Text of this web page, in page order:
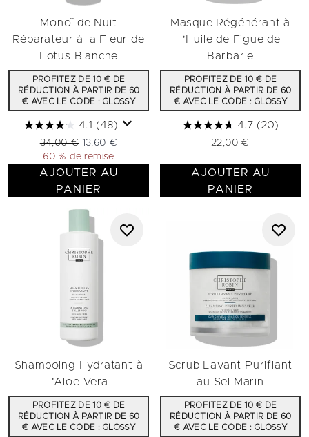
Monoï de Nuit
Réparateur à la Fleur de
Lotus Blanche​
PROFITEZ DE 10 € DE
RÉDUCTION À PARTIR DE 60
€ AVEC LE CODE : GLOSSY
4.1 (48)
Prix de vente :
34,00 € Prix ​​actuel :
13,60 €
60 % de remise
AJOUTER AU
PANIER
Masque Régénérant à
l'Huile de Figue de
Barbarie
PROFITEZ DE 10 € DE
RÉDUCTION À PARTIR DE 60
€ AVEC LE CODE : GLOSSY
4.7 (20)
22,00 €
AJOUTER AU
PANIER
Shampoing Hydratant à
l'Aloe Vera
PROFITEZ DE 10 € DE
RÉDUCTION À PARTIR DE 60
€ AVEC LE CODE : GLOSSY
Scrub Lavant Purifiant
au Sel Marin
PROFITEZ DE 10 € DE
RÉDUCTION À PARTIR DE 60
€ AVEC LE CODE : GLOSSY